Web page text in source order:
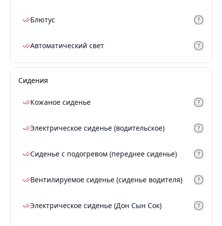
Блютус
Автоматический свет
Сидения
Кожаное сиденье
Электрическое сиденье (водительское)
Сиденье с подогревом (переднее сиденье)
Вентилируемое сиденье (сиденье водителя)
Электрическое сиденье (Дон Сын Сок)